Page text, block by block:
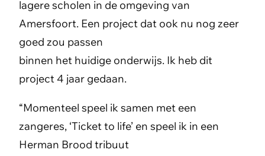
lagere scholen in de omgeving van
Amersfoort. Een project dat ook nu nog zeer
goed zou passen
binnen het huidige onderwijs. Ik heb dit
project 4 jaar gedaan.
“Momenteel speel ik samen met een
zangeres, ‘Ticket to life’ en speel ik in een
Herman Brood tribuut